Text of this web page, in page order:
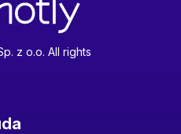
z o.o. All rights